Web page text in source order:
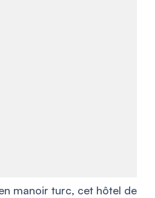
manoir turc, cet hôtel de